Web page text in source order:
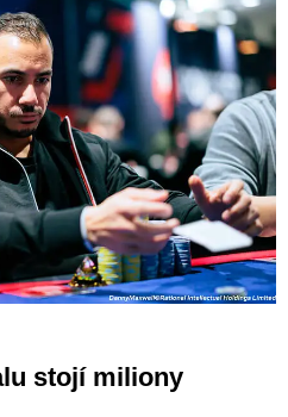
stojí miliony